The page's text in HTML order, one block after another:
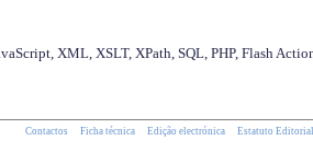
XML, XSLT, XPath, SQL, PHP, Flash
Contactos Ficha técnica Edição electrónica Estatuto Editorial